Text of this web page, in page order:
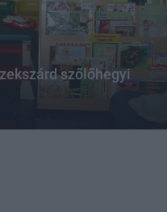
szőlőhegyi